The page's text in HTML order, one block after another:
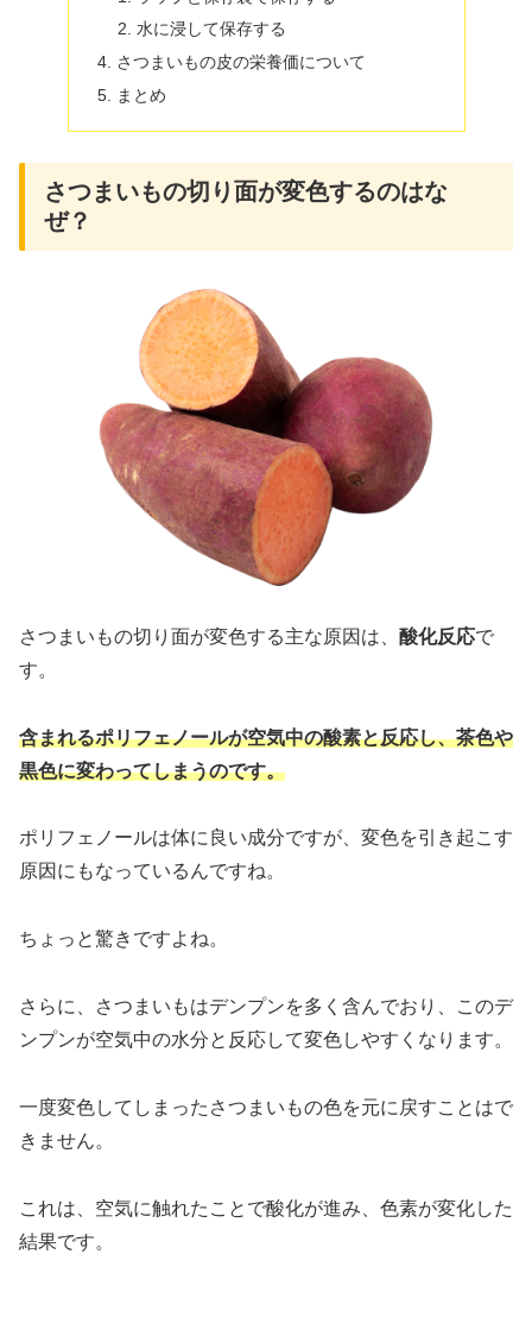
水に浸して保存する
さつまいもの皮の栄養価について
まとめ
さつまいもの切り面が変色するのはな
ぜ？
さつまいもの切り面が変色する主な原因は、 酸化反応で
す。
含まれるポリフェノールが空気中の酸素と反応し、茶色や
黒色に変わってしまうのです。
ポリフェノールは体に良い成分ですが、変色を引き起こす
原因にもなっているんですね。
ちょっと驚きですよね。
さらに、さつまいもはデンプンを多く含んでおり、このデ
ンプンが空気中の水分と反応して変色しやすくなります。
一度変色してしまったさつまいもの色を元に戻すことはで
きません。
これは、空気に触れたことで酸化が進み、色素が変化した
結果です。